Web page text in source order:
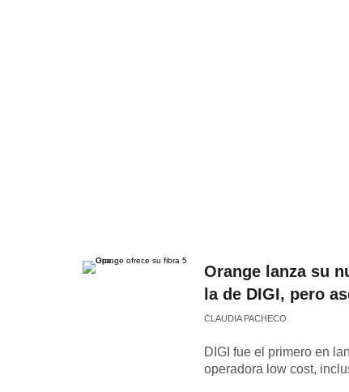
Orange lanza su
la de DIGI, pero
CLAUDIA PACHECO
DIGI fue el primero en
operadora low cost,